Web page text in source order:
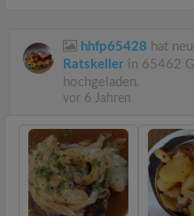
hhfp65428 hat
Ratskeller in 65462
hochgeladen.
vor 6 Jahren